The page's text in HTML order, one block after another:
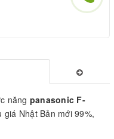
năng panasonic F-
Nhật Bản mới 99%,